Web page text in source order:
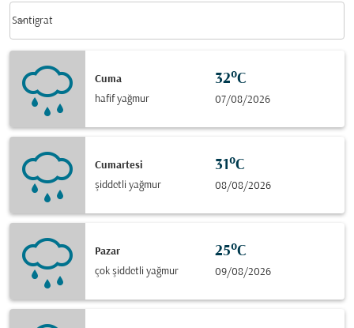
Santigrat
keyboard_arrow_down
Cuma
hafif yağmur
32°C
07/08/2026
Cumartesi
şiddetli yağmur
31°C
08/08/2026
Pazar
çok şiddetli yağmur
25°C
09/08/2026